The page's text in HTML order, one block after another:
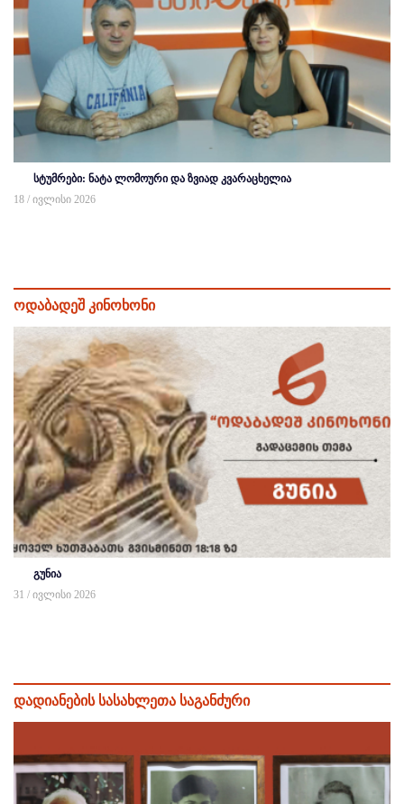
სტუმრები: ნატა ლომოური და ზვიად კვარაცხელია
18 / ივლისი 2026
ოდაბადეშ კინოხონი
გუნია
31 / ივლისი 2026
დადიანების სასახლეთა საგანძური